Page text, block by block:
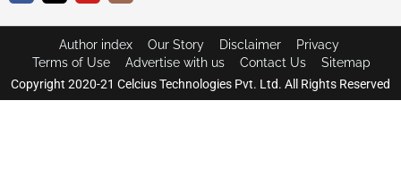
Copyright 2020-21 Celcius Technologies Pvt. Ltd. All Rights Reserved
Author index Our Story Disclaimer
Privacy
Terms of Use
Advertise with us Contact Us Sitemap